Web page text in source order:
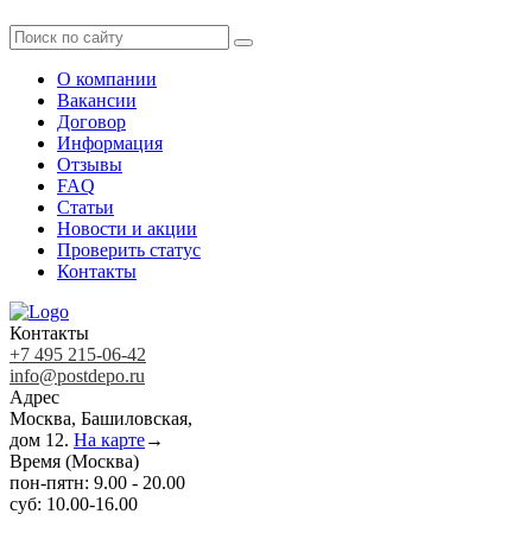
О компании
Вакансии
Договор
Информация
Отзывы
FAQ
Статьи
Новости и акции
Проверить статус
Контакты
Контакты
+7 495 215-06-42
info@postdepo.ru
Адрес
Москва, Башиловская,
дом 12. На карте→
Время (Москва)
пон-пятн: 9.00 - 20.00
суб: 10.00-16.00